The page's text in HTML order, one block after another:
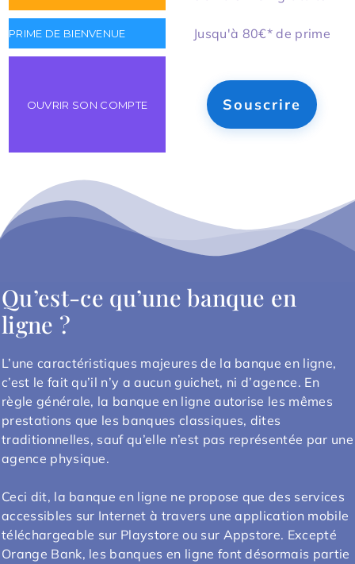
Jusqu'à 80€* de prime
Souscrire
Qu’est-ce qu’une banque en
ligne ?
L’une caractéristiques majeures de la banque en ligne,
c’est le fait qu’il n’y a aucun guichet, ni d’agence. En
règle générale, la banque en ligne autorise les mêmes
prestations que les banques classiques, dites
traditionnelles, sauf qu’elle n’est pas représentée par une
agence physique.
Ceci dit, la banque en ligne ne propose que des services
accessibles sur Internet à travers une application mobile
téléchargeable sur Playstore ou sur Appstore. Excepté
Orange Bank, les banques en ligne font désormais partie